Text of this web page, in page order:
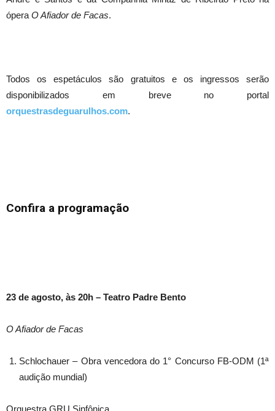
ópera O Afiador de Facas.
Todos os espetáculos são gratuitos e os ingressos serão
disponibilizados em breve no portal
orquestrasdeguarulhos.com.
Confira a programação
23 de agosto, às 20h – Teatro Padre Bento
O Afiador de Facas
Schlochauer – Obra vencedora do 1° Concurso FB-ODM (1ª
audição mundial)
Orquestra GRU Sinfônica